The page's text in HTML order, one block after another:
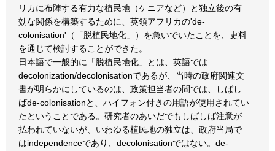
リカに布陣する有力な植民地（ケニアなど）と独立後の有
効な関係を構築するために、英領アフリカの'de-
colonisation'（「脱植民地化」）を急いでいたことを、史料
を通じて検討することができた。
日本語で一般的に「脱植民地化」とは、英語では
decolonization/decolonisationであるが、当時の政府関連文
書が明らかにしているのは、政策担当者の間では、しばし
ばde-colonisationと、ハイフォン付きの用語が使用されてい
たということである。研究者のあいだでもしばしば注意が
払われていないが、いわゆる植民地の独立は、政府当局で
はindependenceであり、decolonisationではない。de-